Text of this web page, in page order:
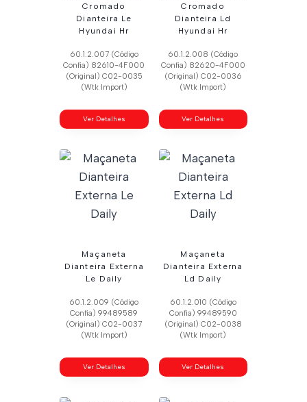
Cromado
Dianteira Le
Hyundai Hr
60.1.2.007 (Código
Confia) 82610-4F000
(Original) C02-0035
(Wtk Import)
Ver Detalhes
Cromado
Dianteira Ld
Hyundai Hr
60.1.2.008 (Código
Confia) 82620-4F000
(Original) C02-0036
(Wtk Import)
Ver Detalhes
Maçaneta
Dianteira Externa
Le Daily
60.1.2.009 (Código
Confia) 99489589
(Original) C02-0037
(Wtk Import)
Ver Detalhes
Maçaneta
Dianteira Externa
Ld Daily
60.1.2.010 (Código
Confia) 99489590
(Original) C02-0038
(Wtk Import)
Ver Detalhes